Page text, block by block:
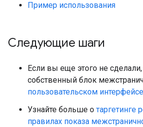
Пример использования
Следующие шаги
Если вы еще этого не сделали,
собственный блок
пользовательском
Узнайте больше о таргетинге
правилах показа